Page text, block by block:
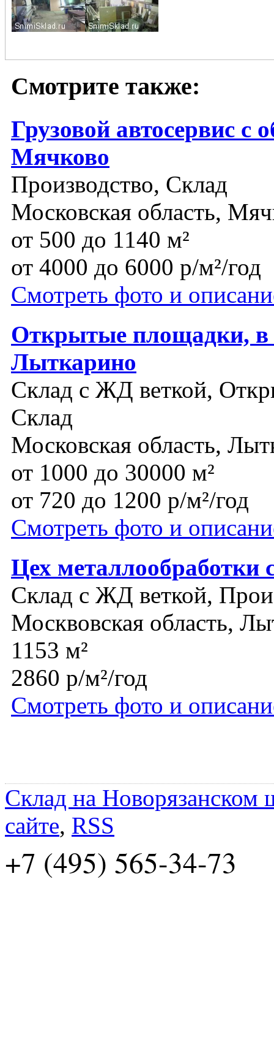
Смотрите также:
Грузовой автосервис с
Мячково
Производство, Склад
Московская область,
от 500 до 1140 м²
от 4000 до 6000 р/м²/год
Смотреть фото и
Открытые площадки, в
Лыткарино
Склад с ЖД веткой,
Склад
Московская область,
от 1000 до 30000 м²
от 720 до 1200 р/м²/год
Смотреть фото и
Цех
Склад с ЖД веткой,
Москвовская область,
1153 м²
2860 р/м²/год
Смотреть фото и
Склад на Новорязанском
сайте, RSS
+7 (495) 565-34-73